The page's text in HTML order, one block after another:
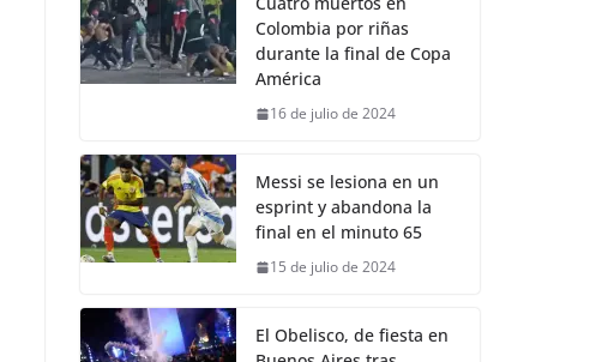
Colombia por riñas
durante la final de Copa
América
16 de julio de 2024
Messi se lesiona en un
esprint y abandona la
final en el minuto 65
15 de julio de 2024
El Obelisco, de fiesta en